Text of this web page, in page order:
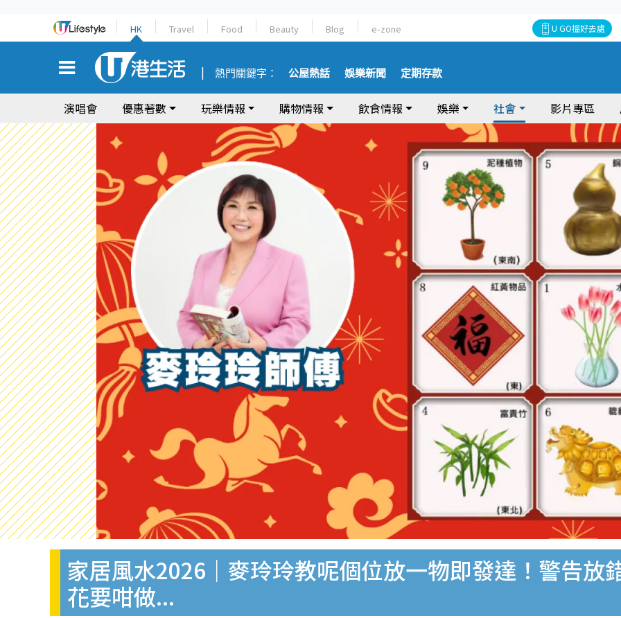
HK Travel Food Beauty Blog e-zone U GO搵好去處
熱門關鍵字： 公屋熱話 娛樂新聞 定期存款
演唱會 優惠著數 玩樂情報 購物情報 飲食情報 娛樂 社會 影片專區
家居風水2026｜麥玲玲教呢個位放一物即發達！警告放
花要咁做...